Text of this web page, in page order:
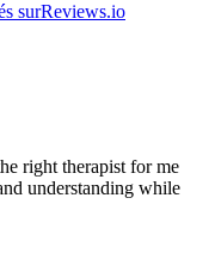
surReviews.io
right therapist for me
understanding while